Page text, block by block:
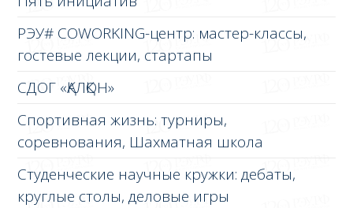
РЭУ# COWORKING-центр: мастер-классы,
гостевые лекции, стартапы
СДОГ «ҚАЛҚОН»
Спортивная жизнь: турниры,
соревнования, Шахматная школа
Студенческие научные кружки: дебаты,
круглые столы, деловые игры